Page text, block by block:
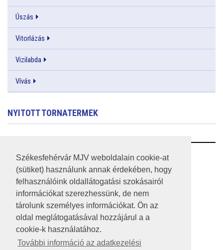
Székesfehérvár MJV weboldalain cookie-at
(sütiket) használunk annak érdekében, hogy
felhasználóink oldallátogatási szokásairól
információkat szerezhessünk, de nem
tárolunk személyes információkat. Ön az
oldal meglátogatásával hozzájárul a a
cookie-k használatához.
További információ az adatkezelési
Úszás
Vitorlázás
Vizilabda
Vívás
NYITOTT TORNATERMEK
RSS
A HONLAP 2017.03.31-I ÁLLAPOTA
JOGI NYILATKOZAT
IMPRESSZUM